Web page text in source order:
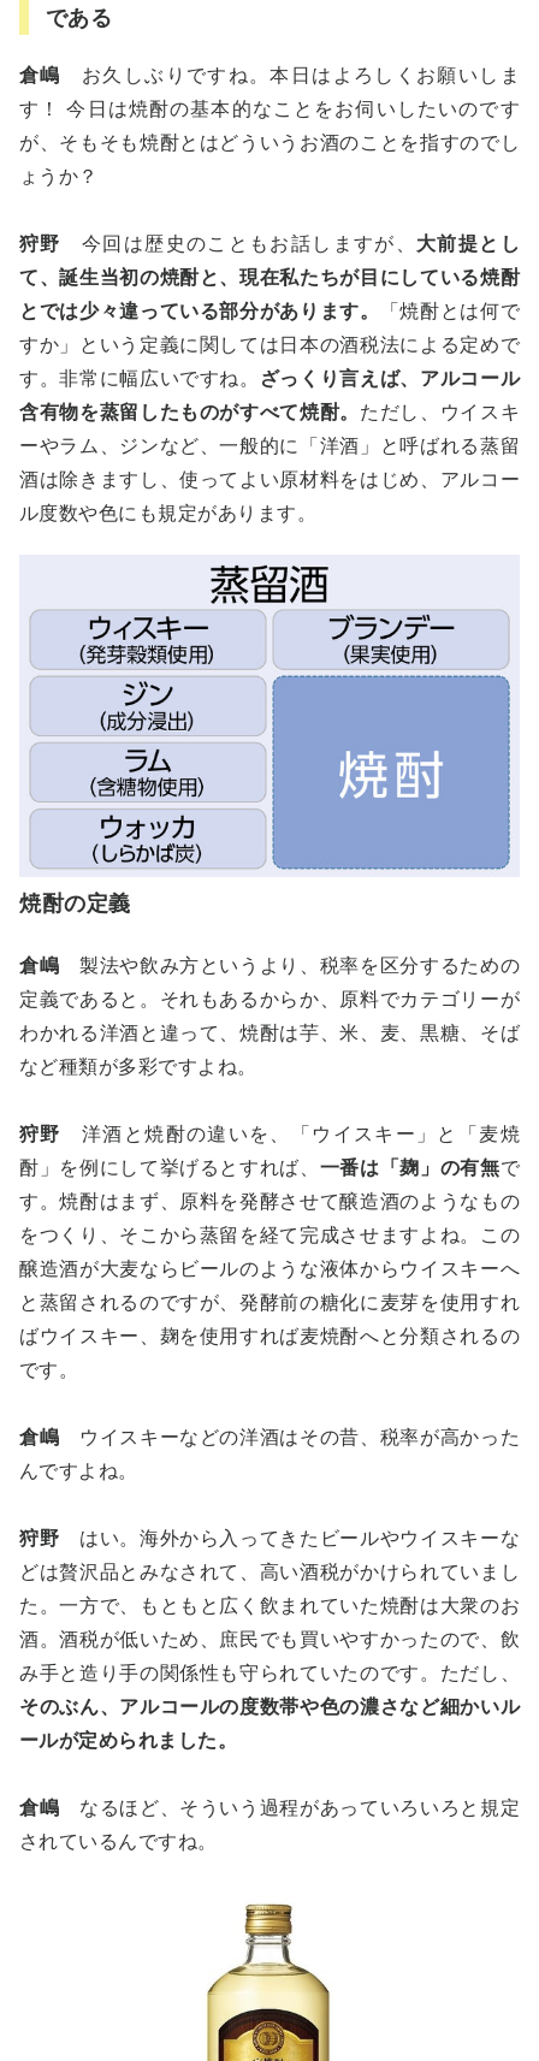
である
倉嶋
お久しぶりですね。本日はよろしくお願いしま
す！ 今日は焼酎の基本的なことをお伺いしたいのです
が、そもそも焼酎とはどういうお酒のことを指すのでし
ょうか？
狩野 今回は歴史のこともお話しますが、 大前提とし
て、誕生当初の焼酎と、現在私たちが目にしている焼酎
とでは少々違っている部分があります。
「焼酎とは何で
すか」という定義に関しては日本の酒税法による定めで
す。非常に幅広いですね。
ざっくり言えば、アルコール
含有物を蒸留したものがすべて焼酎。 ただし、ウイスキ
ーやラム、ジンなど、一般的に「洋酒」と呼ばれる蒸留
酒は除きますし、使ってよい原材料をはじめ、アルコー
ル度数や色にも規定があります。
焼酎の定義
倉嶋 製法や飲み方というより、税率を区分するための
定義であると。それもあるからか、原料でカテゴリーが
わかれる洋酒と違って、焼酎は芋、米、麦、黒糖、そば
など種類が多彩ですよね。
狩野
洋酒と焼酎の違いを、「ウイスキー」と「麦焼
酎」を例にして挙げるとすれば、 一番は「麹」の有無で
す。焼酎はまず、原料を発酵させて醸造酒のようなもの
をつくり、そこから蒸留を経て完成させますよね。この
醸造酒が大麦ならビールのような液体からウイスキーへ
と蒸留されるのですが、発酵前の糖化に麦芽を使用すれ
ばウイスキー、麹を使用すれば麦焼酎へと分類されるの
です。
倉嶋 ウイスキーなどの洋酒はその昔、税率が高かった
んですよね。
狩野 はい。海外から入ってきたビールやウイスキーな
どは贅沢品とみなされて、高い酒税がかけられていまし
た。一方で、もともと広く飲まれていた焼酎は大衆のお
酒。酒税が低いため、庶民でも買いやすかったので、飲
み手と造り手の関係性も守られていたのです。ただし、
そのぶん、アルコールの度数帯や色の濃さなど細かいル
ールが定められました。
倉嶋 なるほど、そういう過程があっていろいろと規定
されているんですね。